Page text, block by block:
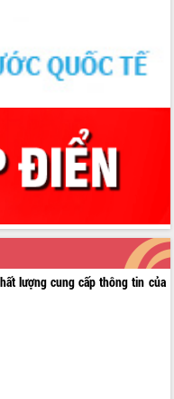
lượng cung cấp thông tin của